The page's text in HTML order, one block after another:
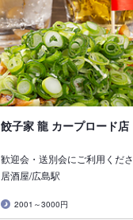
餃子家 龍 カープロード店
歓迎会・送別会にご利用くだ
居酒屋/広島駅
2001～3000円